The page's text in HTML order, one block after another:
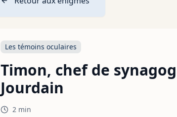
Les témoins oculaires
Timon, chef de
Jourdain
2 min